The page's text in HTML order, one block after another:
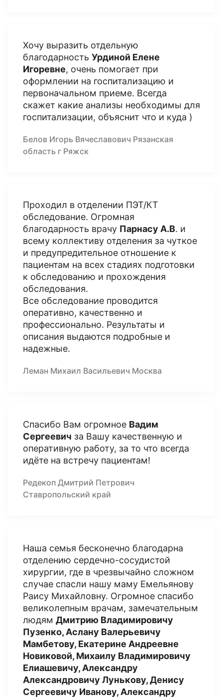
Хочу выразить отдельную
благодарность Урдиной Елене
Игоревне, очень помогает при
оформлении на госпитализацию и
первоначальном приеме. Всегда
скажет какие анализы необходимы для
госпитализации, объяснит что и куда )
Белов Игорь Вячеславович Рязанская
область г Ряжск
Проходил в отделении ПЭТ/КТ
обследование. Огромная
благодарность врачу Парнасу А.В. и
всему коллективу отделения за чуткое
и предупредительное отношение к
пациентам на всех стадиях подготовки
к обследованию и прохождения
обследования.
Все обследование проводится
оперативно, качественно и
профессионально. Результаты и
описания выдаются подробные и
надежные.
Леман Михаил Васильевич Москва
Спасибо Вам огромное Вадим
Сергеевич за Вашу качественную и
оперативную работу, за то что всегда
идёте на встречу пациентам!
Редекоп Дмитрий Петрович
Ставропольский край
Наша семья бесконечно благодарна
отделению сердечно-сосудистой
хирургии, где в чрезвычайно сложном
случае спасли нашу маму Емельянову
Раису Михайловну. Огромное спасибо
великолепным врачам, замечательным
людям Дмитрию Владимировичу
Пузенко, Аслану Валерьевичу
Мамбетову, Екатерине Андреевне
Новиковой, Михаилу Владимировичу
Елиашевичу, Александру
Александровичу Лунькову, Денису
Сергеевичу Иванову, Александру